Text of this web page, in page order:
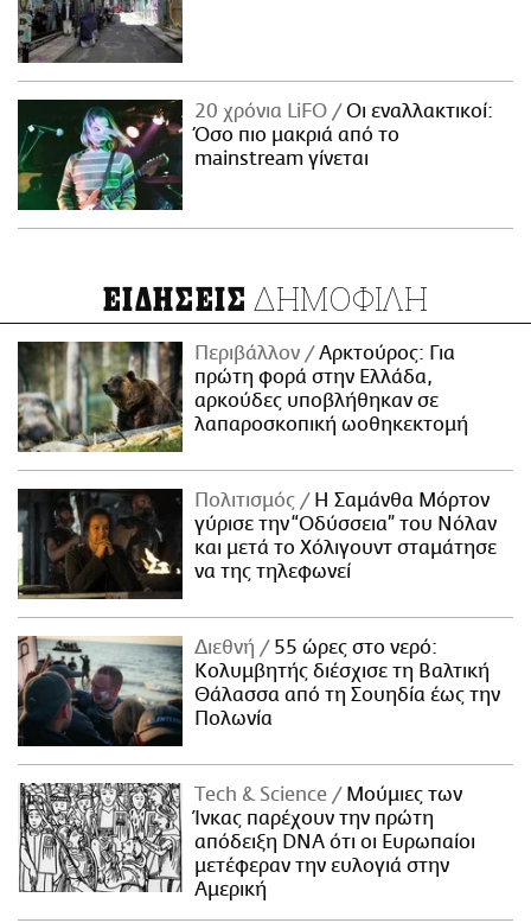
20 χρόνια LiFO
Οι εναλλακτικοί:
Όσο πιο μακριά από το
mainstream γίνεται
ΕΙΔΗΣΕΙΣ ΔΗΜΟΦΙΛΗ
Περιβάλλον
Αρκτούρος: Για
πρώτη φορά στην Ελλάδα,
αρκούδες υποβλήθηκαν σε
λαπαροσκοπική ωοθηκεκτομή
Πολιτισμός
Η Σαμάνθα Μόρτον
γύρισε την “Οδύσσεια” του Νόλαν
και μετά το Χόλιγουντ σταμάτησε
να της τηλεφωνεί
Διεθνή
55 ώρες στο νερό:
Κολυμβητής διέσχισε τη Βαλτική
Θάλασσα από τη Σουηδία έως την
Πολωνία
Τech & Science
Μούμιες των
Ίνκας παρέχουν την πρώτη
απόδειξη DNA ότι οι Ευρωπαίοι
μετέφεραν την ευλογιά στην
Αμερική